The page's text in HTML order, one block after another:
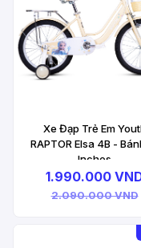
Xe Đạp Trẻ Em
RAPTOR Elsa 4B -
Inches
1.990.000
2.090.000 VND